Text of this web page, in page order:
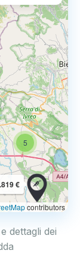
5
€
contributors
dettagli dei